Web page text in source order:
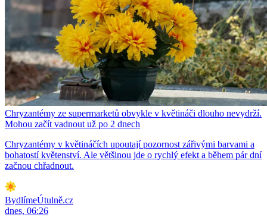
Chryzantémy ze supermarketů obvykle v květináči dlouho nevydrží.
Mohou začít vadnout už po 2 dnech
Chryzantémy v květináčích upoutají pozornost zářivými barvami a
bohatostí květenství. Ale většinou jde o rychlý efekt a během pár dní
začnou chřadnout.
BydlímeÚtulně.cz
dnes, 06:26